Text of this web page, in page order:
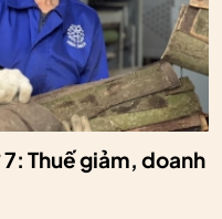
Thuế giảm, doanh